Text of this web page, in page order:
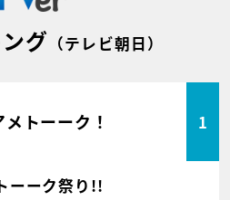
グ （テレビ朝日）
メトーーク！ 1
ーーク祭り!!